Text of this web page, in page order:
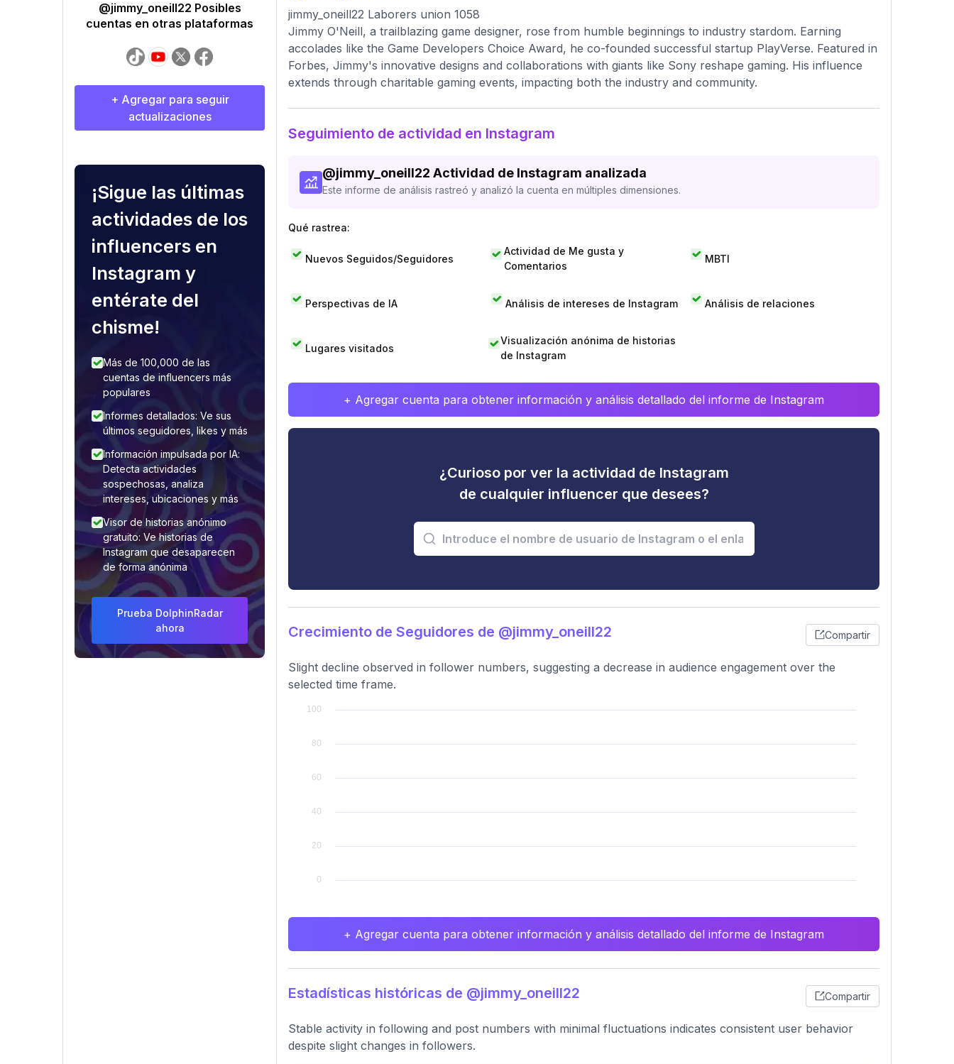
@jimmy_oneill22 Posibles
cuentas en otras plataformas
+ Agregar para seguir
actualizaciones
¡Sigue las últimas
actividades de los
influencers en
Instagram y
entérate del
chisme!
Más de 100,000 de las
cuentas de influencers más
populares
Informes detallados: Ve sus
últimos seguidores, likes y más
Información impulsada por IA:
Detecta actividades
sospechosas, analiza
intereses, ubicaciones y más
Visor de historias anónimo
gratuito: Ve historias de
Instagram que desaparecen
de forma anónima
Prueba DolphinRadar
ahora
jimmy_oneill22 Laborers union 1058
Jimmy O'Neill, a trailblazing game designer, rose from humble beginnings to industry stardom. Earning
accolades like the Game Developers Choice Award, he co-founded successful startup PlayVerse. Featured in
Forbes, Jimmy's innovative designs and collaborations with giants like Sony reshape gaming. His influence
extends through charitable gaming events, impacting both the industry and community.
Seguimiento de actividad en Instagram
@jimmy_oneill22 Actividad de Instagram analizada
Este informe de análisis rastreó y analizó la cuenta en múltiples dimensiones.
Qué rastrea:
Nuevos Seguidos/Seguidores
Actividad de Me gusta y
Comentarios
MBTI
Perspectivas de IA Análisis de intereses de Instagram Análisis de relaciones
Lugares visitados
Visualización anónima de historias
de Instagram
+ Agregar cuenta para obtener información y análisis detallado del informe de Instagram
¿Curioso por ver la actividad de Instagram
de cualquier influencer que desees?
Crecimiento de Seguidores de @jimmy_oneill22 Compartir
Slight decline observed in follower numbers, suggesting a decrease in audience engagement over the
selected time frame.
+ Agregar cuenta para obtener información y análisis detallado del informe de Instagram
Estadísticas históricas de @jimmy_oneill22 Compartir
Stable activity in following and post numbers with minimal fluctuations indicates consistent user behavior
despite slight changes in followers.